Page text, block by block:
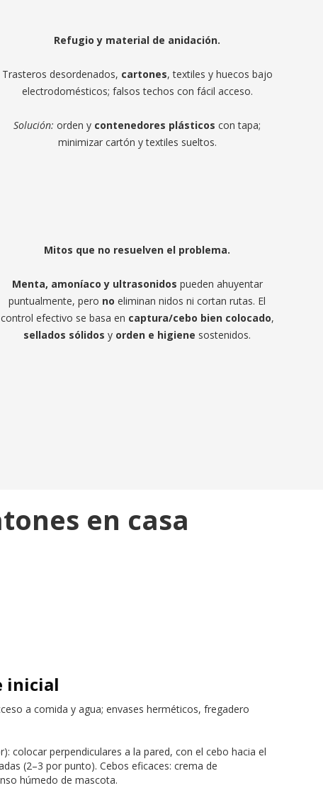
Refugio y material de anidación.
Trasteros desordenados, cartones, textiles y huecos bajo
electrodomésticos; falsos techos con fácil acceso.
Solución: orden y contenedores plásticos con tapa;
minimizar cartón y textiles sueltos.
Mitos que no resuelven el problema.
Menta, amoníaco y ultrasonidos pueden ahuyentar
puntualmente, pero no eliminan nidos ni cortan rutas. El
control efectivo se basa en captura/cebo bien colocado,
sellados sólidos y orden e higiene sostenidos.
en casa
inicial
a comida y agua; envases herméticos, fregadero
colocar perpendiculares a la pared, con el cebo hacia el
(2–3 por punto). Cebos eficaces: crema de
húmedo de mascota.